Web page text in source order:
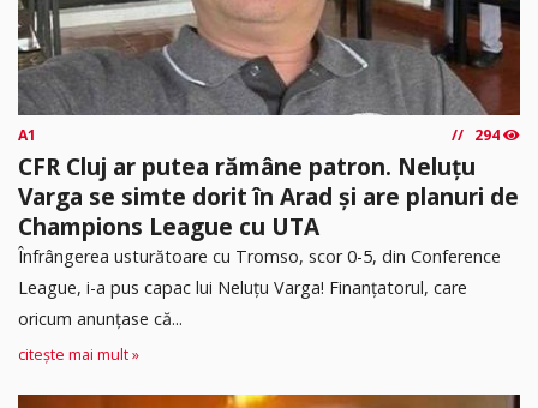
A1 294
CFR Cluj ar putea rămâne patron. Neluțu
Varga se simte dorit în Arad și are planuri de
Champions League cu UTA
Înfrângerea usturătoare cu Tromso, scor 0-5, din Conference
League, i-a pus capac lui Neluțu Varga! Finanțatorul, care
oricum anunțase că...
citește mai mult »